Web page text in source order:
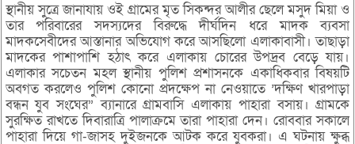
স্থানীয় সুত্রে জানাযায় ওই গ্রামের মৃত সিকন্দর আলীর ছেলে মসুদ মিয়া ও
তার পরিবারের সদস্যদের বিরুদ্ধে দীর্ঘদিন ধরে মাদক ব্যবসা
মাদকসেবীদের আস্তানার অভিযোগ করে আসছিলো এলাকাবাসী। তাছাড়া
মাদকের পাশাপাশি হঠাৎ করে এলাকায় চোরের উপদ্রব বেড়ে যায়।
এলাকার সচেতন মহল স্থানীয় পুলিশ প্রশাসনকে একাধিকবার বিষয়টি
অবগত করলেও পুলিশ কোনো প্রদক্ষেপ না নেওয়াতে ’দক্ষিণ খারপাড়া
বন্ধন যুব সংঘের” ব্যানারে গ্রামবাসি এলাকায় পাহারা বসায়। গ্রামকে
সুরক্ষিত রাখতে দিবারাত্রি পালাক্রমে তারা পাহারা দেন। রোববার সকালে
পাহারা দিয়ে গা-জাসহ দুইজনকে আটক করে যুবকরা। এ ঘটনায় ক্ষুব্ধ